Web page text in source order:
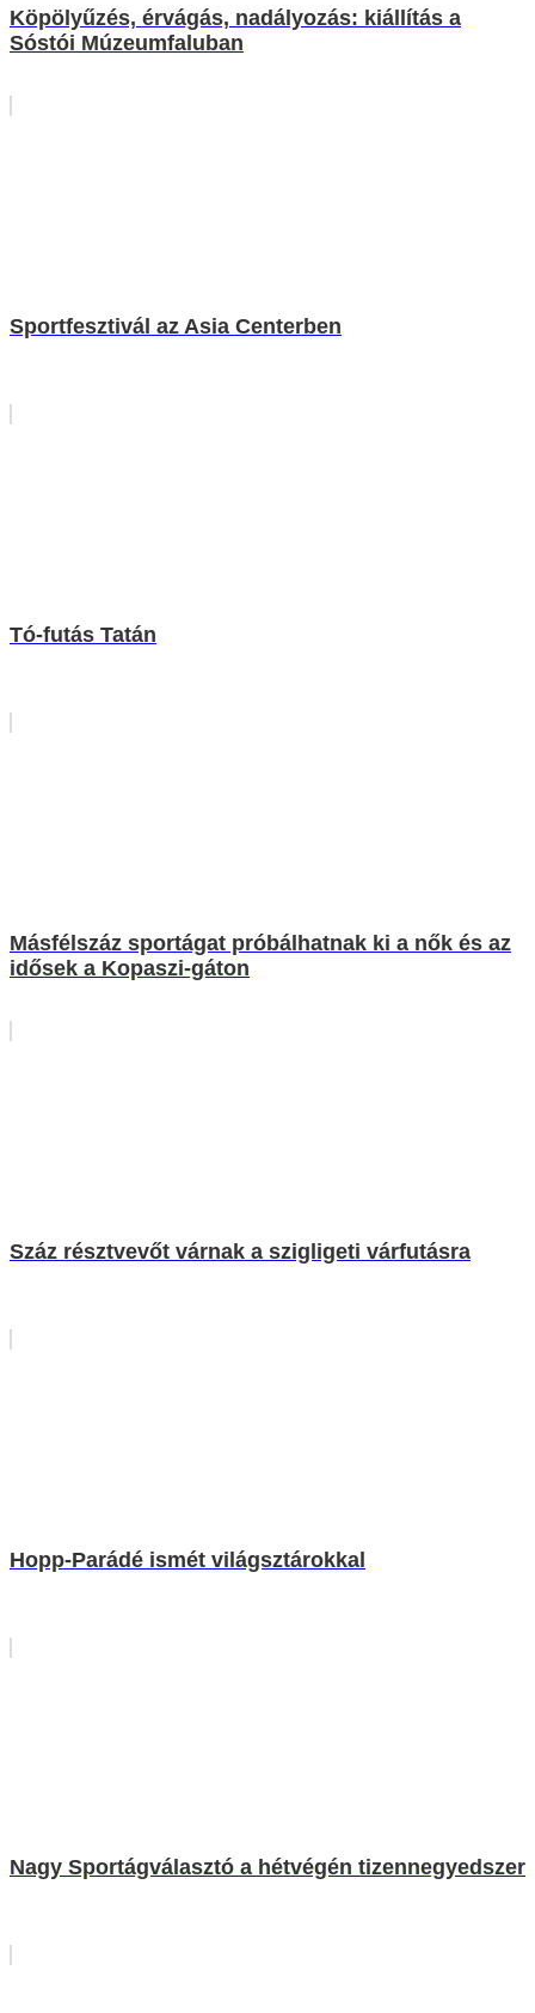
Köpölyűzés, érvágás, nadályozás: kiállítás a
Sóstói Múzeumfaluban
Sportfesztivál az Asia Centerben
Tó-futás Tatán
Másfélszáz sportágat próbálhatnak ki a nők és az
idősek a Kopaszi-gáton
Száz résztvevőt várnak a szigligeti várfutásra
Hopp-Parádé ismét világsztárokkal
Nagy Sportágválasztó a hétvégén tizennegyedszer